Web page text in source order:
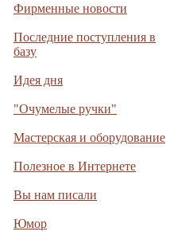
Фирменные новости
Последние поступления в
базу
Идея дня
"Очумелые ручки"
Мастерская и оборудование
Полезное в Интернете
Вы нам писали
Юмор